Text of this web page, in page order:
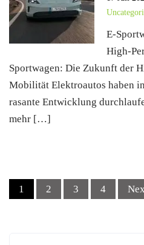
E-
High-
Sportwagen: Die Zukunft der
Mobilität Elektroautos haben
rasante Entwicklung
mehr […]
Posts
navigation
1 2 3 4